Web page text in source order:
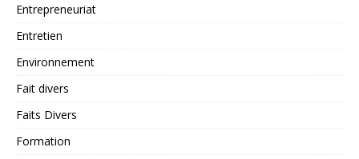
Entrepreneuriat
Entretien
Environnement
Fait divers
Faits Divers
Formation